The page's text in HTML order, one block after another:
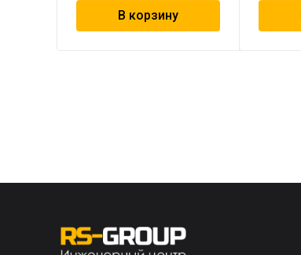
В корзину